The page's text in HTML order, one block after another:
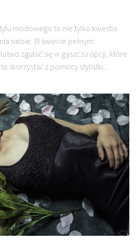
modowego to nie tylko kwestia
siebie. W świecie pełnym
zgubić się w gąszczu opcji, które
skorzystać z pomocy stylistki...